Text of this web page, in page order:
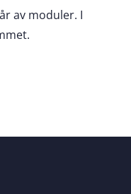
av moduler. I